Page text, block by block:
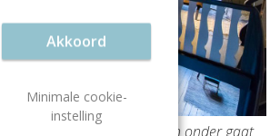
zorgen dat dit niets ten onder gaat
Akkoord
Minimale cookie-
instelling